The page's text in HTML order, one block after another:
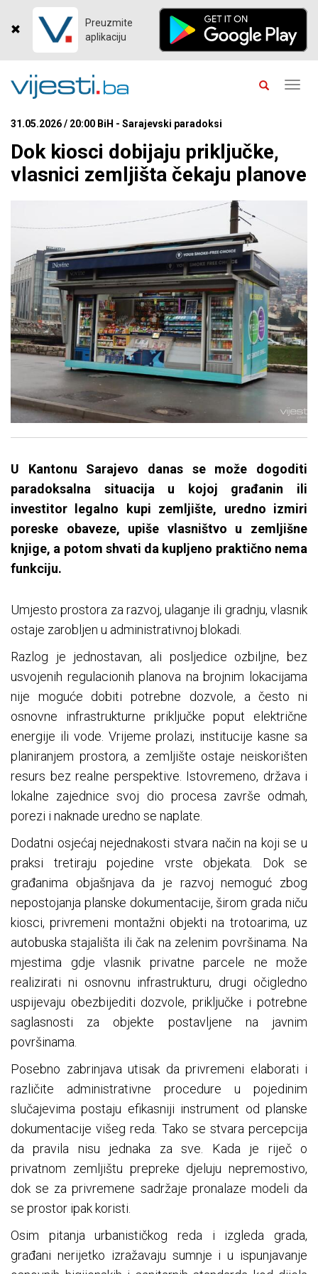
Preuzmite
aplikaciju
31.05.2026 / 20:00 BiH - Sarajevski paradoksi
Dok kiosci dobijaju priključke,
vlasnici zemljišta čekaju planove
U Kantonu Sarajevo danas se može dogoditi
paradoksalna situacija u kojoj građanin ili
investitor legalno kupi zemljište, uredno izmiri
poreske obaveze, upiše vlasništvo u zemljišne
knjige, a potom shvati da kupljeno praktično nema
funkciju.
Umjesto prostora za razvoj, ulaganje ili gradnju, vlasnik
ostaje zarobljen u administrativnoj blokadi.
Razlog je jednostavan, ali posljedice ozbiljne, bez
usvojenih regulacionih planova na brojnim lokacijama
nije moguće dobiti potrebne dozvole, a često ni
osnovne infrastrukturne priključke poput električne
energije ili vode. Vrijeme prolazi, institucije kasne sa
planiranjem prostora, a zemljište ostaje neiskorišten
resurs bez realne perspektive. Istovremeno, država i
lokalne zajednice svoj dio procesa završe odmah,
porezi i naknade uredno se naplate.
Dodatni osjećaj nejednakosti stvara način na koji se u
praksi tretiraju pojedine vrste objekata. Dok se
građanima objašnjava da je razvoj nemoguć zbog
nepostojanja planske dokumentacije, širom grada niču
kiosci, privremeni montažni objekti na trotoarima, uz
autobuska stajališta ili čak na zelenim površinama. Na
mjestima gdje vlasnik privatne parcele ne može
realizirati ni osnovnu infrastrukturu, drugi očigledno
uspijevaju obezbijediti dozvole, priključke i potrebne
saglasnosti za objekte postavljene na javnim
površinama.
Posebno zabrinjava utisak da privremeni elaborati i
različite administrativne procedure u pojedinim
slučajevima postaju efikasniji instrument od planske
dokumentacije višeg reda. Tako se stvara percepcija
da pravila nisu jednaka za sve. Kada je riječ o
privatnom zemljištu prepreke djeluju nepremostivo,
dok se za privremene sadržaje pronalaze modeli da
se prostor ipak koristi.
Osim pitanja urbanističkog reda i izgleda grada,
građani nerijetko izražavaju sumnje i u ispunjavanje